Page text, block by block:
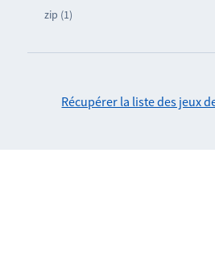
zip (1)
Récupérer la liste des jeux